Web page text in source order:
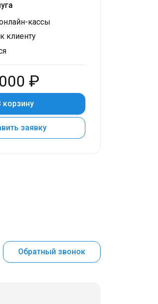
кассы
клиенту
₽
корзину
заявку
Обратный звонок